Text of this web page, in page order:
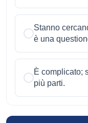
Stanno
è una
È complicato;
più parti.